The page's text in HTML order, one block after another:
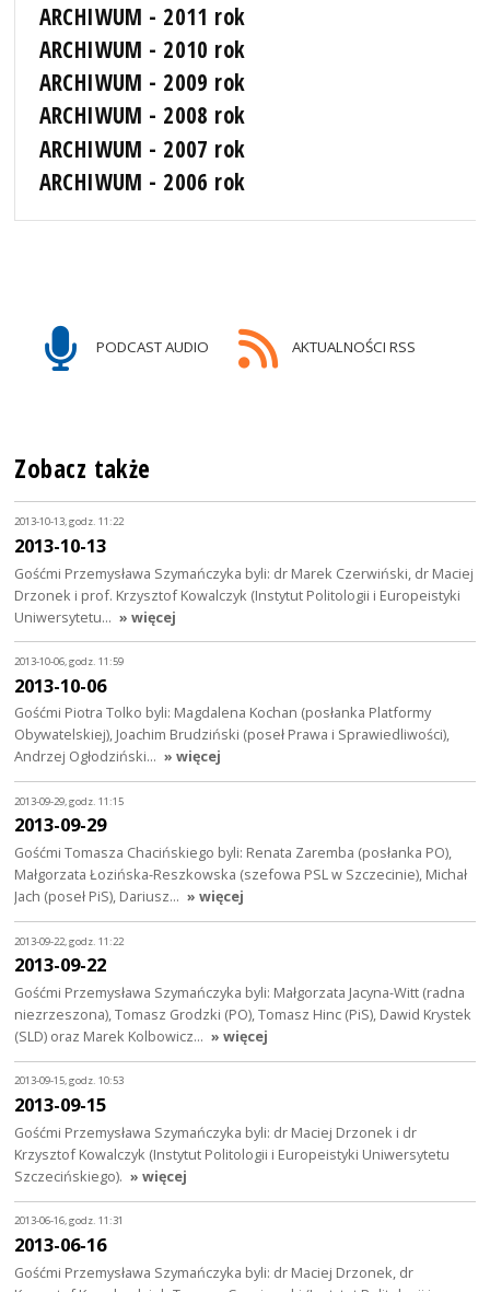
ARCHIWUM - 2011 rok
ARCHIWUM - 2010 rok
ARCHIWUM - 2009 rok
ARCHIWUM - 2008 rok
ARCHIWUM - 2007 rok
ARCHIWUM - 2006 rok
PODCAST AUDIO AKTUALNOŚCI RSS
Zobacz także
2013-10-13, godz. 11:22
2013-10-13
Gośćmi Przemysława Szymańczyka byli: dr Marek Czerwiński, dr Maciej
Drzonek i prof. Krzysztof Kowalczyk (Instytut Politologii i Europeistyki
Uniwersytetu… » więcej
2013-10-06, godz. 11:59
2013-10-06
Gośćmi Piotra Tolko byli: Magdalena Kochan (posłanka Platformy
Obywatelskiej), Joachim Brudziński (poseł Prawa i Sprawiedliwości),
Andrzej Ogłodziński… » więcej
2013-09-29, godz. 11:15
2013-09-29
Gośćmi Tomasza Chacińskiego byli: Renata Zaremba (posłanka PO),
Małgorzata Łozińska-Reszkowska (szefowa PSL w Szczecinie), Michał
Jach (poseł PiS), Dariusz… » więcej
2013-09-22, godz. 11:22
2013-09-22
Gośćmi Przemysława Szymańczyka byli: Małgorzata Jacyna-Witt (radna
niezrzeszona), Tomasz Grodzki (PO), Tomasz Hinc (PiS), Dawid Krystek
(SLD) oraz Marek Kolbowicz… » więcej
2013-09-15, godz. 10:53
2013-09-15
Gośćmi Przemysława Szymańczyka byli: dr Maciej Drzonek i dr
Krzysztof Kowalczyk (Instytut Politologii i Europeistyki Uniwersytetu
Szczecińskiego). » więcej
2013-06-16, godz. 11:31
2013-06-16
Gośćmi Przemysława Szymańczyka byli: dr Maciej Drzonek, dr